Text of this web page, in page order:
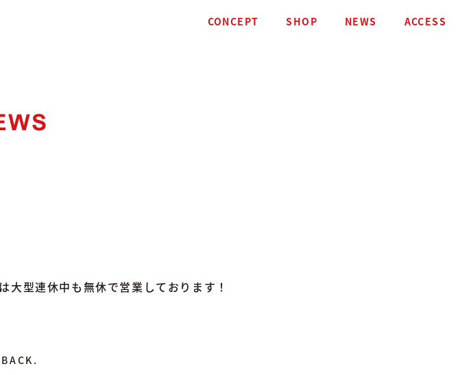
CONCEPT SHOP NEWS ACCESS
型連休中も無休で営業しております！
BACK.